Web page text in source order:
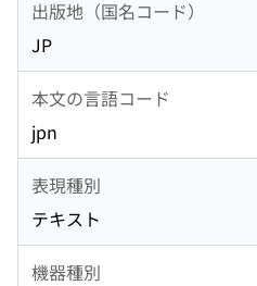
出版地（国名コード）
JP
本文の言語コード
jpn
表現種別
テキスト
機器種別